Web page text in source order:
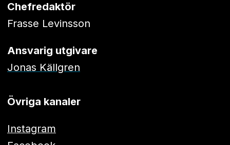
Chefredaktör
Frasse Levinsson
Ansvarig utgivare
Jonas Källgren
Övriga kanaler
Instagram